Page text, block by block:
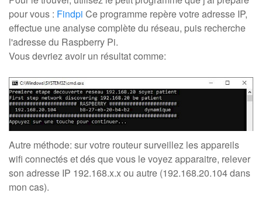
pour vous : Findpi Ce programme repère votre adresse IP,
effectue une analyse complète du réseau, puis recherche
l'adresse du Raspberry Pi.
Vous devriez avoir un résultat comme:
Autre méthode: sur votre routeur surveillez les appareils
wifi connectés et dés que vous le voyez apparaitre, relever
son adresse IP 192.168.x.x ou autre (192.168.20.104 dans
mon cas).